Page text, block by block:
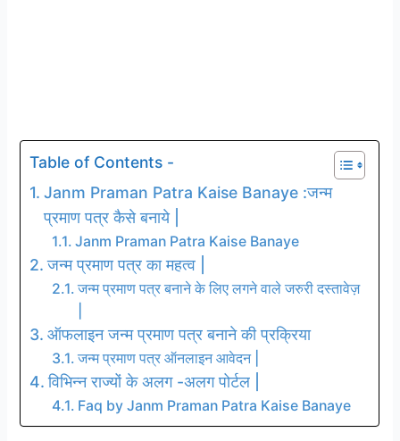
Table of Contents -
Janm Praman Patra Kaise Banaye :जन्म
प्रमाण पत्र कैसे बनाये |
Janm Praman Patra Kaise Banaye
जन्म प्रमाण पत्र का महत्व |
जन्म प्रमाण पत्र बनाने के लिए लगने वाले जरुरी दस्तावेज़
ऑफलाइन जन्म प्रमाण पत्र बनाने की प्रक्रिया
जन्म प्रमाण पत्र ऑनलाइन आवेदन |
विभिन्न राज्यों के अलग -अलग पोर्टल |
Faq by Janm Praman Patra Kaise Banaye